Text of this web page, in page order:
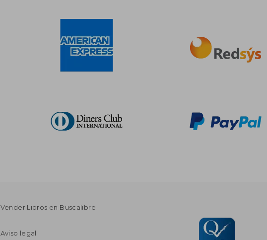
Vender Libros en Buscalibre
Aviso legal